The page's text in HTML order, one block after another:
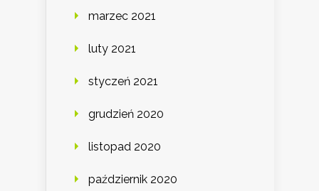
marzec 2021
luty 2021
styczeń 2021
grudzień 2020
listopad 2020
październik 2020